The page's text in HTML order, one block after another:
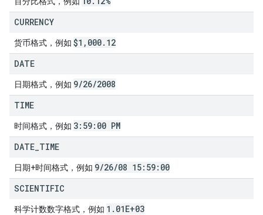
CURRENCY
货币格式，例如 $1 , 000. 12
DATE
日期格式，例如 9/26/2008
TIME
时间格式，例如 3:59:00 PM
DATE TIME
日期+时间格式，例如 9/26/08 15:59:00
SCIENTIFIC
科学计数数字格式，例如 1 . 01E+03